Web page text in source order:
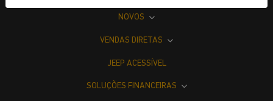
NOVOS
VENDAS DIRETAS
JEEP ACESSÍVEL
SOLUÇÕES FINANCEIRAS